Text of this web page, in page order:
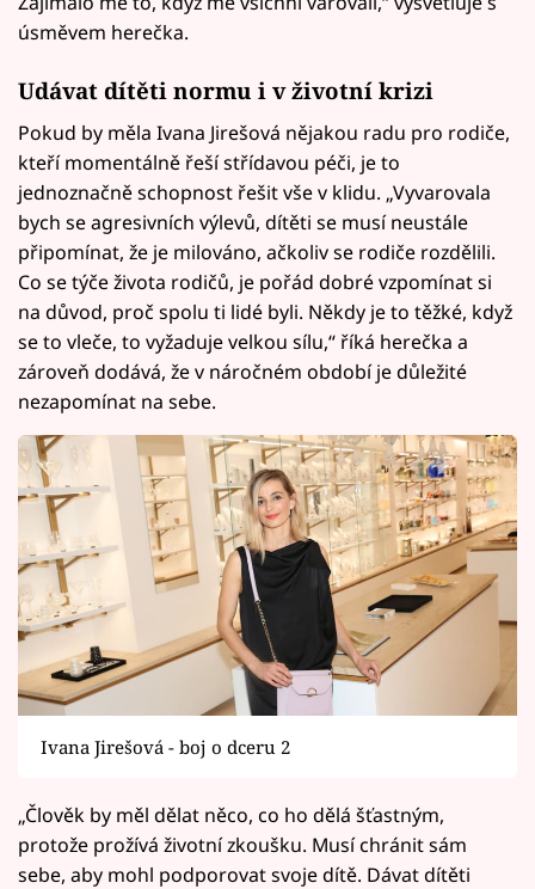
úsměvem herečka.
Udávat dítěti normu i v životní krizi
Pokud by měla Ivana Jirešová nějakou radu pro rodiče,
kteří momentálně řeší střídavou péči, je to
jednoznačně schopnost řešit vše v klidu. „Vyvarovala
bych se agresivních výlevů, dítěti se musí neustále
připomínat, že je milováno, ačkoliv se rodiče rozdělili.
Co se týče života rodičů, je pořád dobré vzpomínat si
na důvod, proč spolu ti lidé byli. Někdy je to těžké, když
se to vleče, to vyžaduje velkou sílu,“ říká herečka a
zároveň dodává, že v náročném období je důležité
nezapomínat na sebe.
Ivana Jirešová - boj o dceru 2
„Člověk by měl dělat něco, co ho dělá šťastným,
protože prožívá životní zkoušku. Musí chránit sám
sebe, aby mohl podporovat svoje dítě. Dávat dítěti